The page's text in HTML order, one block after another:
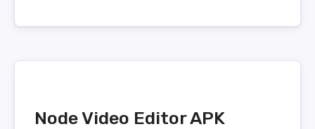
Node Video Editor APK